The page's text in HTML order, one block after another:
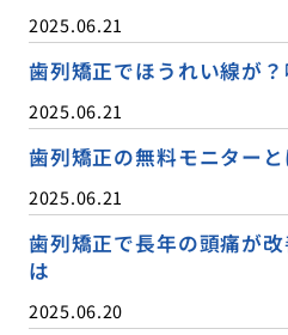
2025.06.21
歯列矯正でほうれい線が
2025.06.21
歯列矯正の無料モニター
2025.06.21
歯列矯正で長年の頭痛が
は
2025.06.20